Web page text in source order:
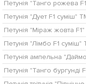
Петунія "Танго рожева
Петунія "Дует F1 суміш"
Петунія "Міраж жовта
Петунія "Лімбо F1
Петунія "Танго